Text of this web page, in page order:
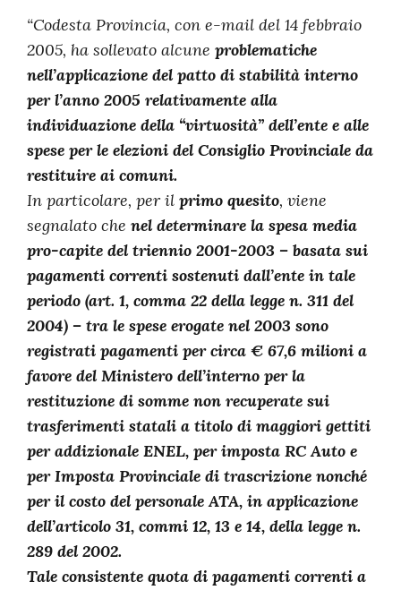
“Codesta Provincia, con e-mail del 14 febbraio
2005, ha sollevato alcune problematiche
nell’applicazione del patto di stabilità interno
per l’anno 2005 relativamente alla
individuazione della “virtuosità” dell’ente e alle
spese per le elezioni del Consiglio Provinciale da
restituire ai comuni.
In particolare, per il primo quesito, viene
segnalato che nel determinare la spesa media
pro-capite del triennio 2001-2003 – basata sui
pagamenti correnti sostenuti dall’ente in tale
periodo (art. 1, comma 22 della legge n. 311 del
2004) – tra le spese erogate nel 2003 sono
registrati pagamenti per circa € 67,6 milioni a
favore del Ministero dell’interno per la
restituzione di somme non recuperate sui
trasferimenti statali a titolo di maggiori gettiti
per addizionale ENEL, per imposta RC Auto e
per Imposta Provinciale di trascrizione nonché
per il costo del personale ATA, in applicazione
dell’articolo 31, commi 12, 13 e 14, della legge n.
289 del 2002.
Tale consistente quota di pagamenti correnti a